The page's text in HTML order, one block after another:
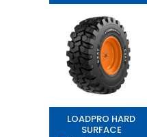
LOADPRO HARD
SURFACE